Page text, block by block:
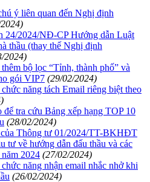
ý liên quan đến Nghị định
2024/NĐ-CP Hướng dẫn Luật
thầu (thay thế Nghị định
2024)
bộ lọc “Tỉnh, thành phố” và
gói VIP7 (29/02/2024)
năng tách Email riêng biệt theo
tra cứu Bảng xếp hạng TOP 10
(28/02/2024)
Thông tư 01/2024/TT-BKHĐT
tư về hướng dẫn đấu thầu và các
2024 (27/02/2024)
năng nhận email nhắc nhở khi
(26/02/2024)